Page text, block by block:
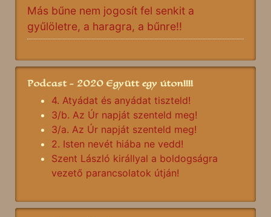
Más bűne nem jogosít fel senkit a
gyűlöletre, a haragra, a bűnre!!
Podcast - 2020 Együtt egy úton!!!!
4. Atyádat és anyádat tiszteld!
3/b. Az Úr napját szenteld meg!
3/a. Az Úr napját szenteld meg!
2. Isten nevét hiába ne vedd!
Szent László királlyal a boldogságra
vezető parancsolatok útján!